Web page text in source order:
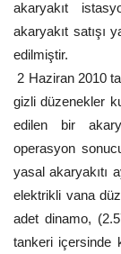
Spor
Gündem
Tekno Bilim
Ekonomi
Siyaset
Galeriler
akaryakıt
akaryakıt satışı
edilmiştir.
2 Haziran 2010
gizli düzenekler
edilen bir
operasyon
yasal akaryakıtı
elektrikli vana
adet dinamo,
tankeri içersinde